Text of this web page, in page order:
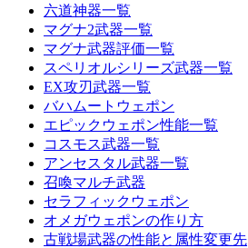
六道神器一覧
マグナ2武器一覧
マグナ武器評価一覧
スペリオルシリーズ武器一覧
EX攻刃武器一覧
バハムートウェポン
エピックウェポン性能一覧
コスモス武器一覧
アンセスタル武器一覧
召喚マルチ武器
セラフィックウェポン
オメガウェポンの作り方
古戦場武器の性能と属性変更先